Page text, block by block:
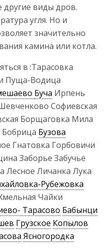
виды дров.
угля. Но и
значительно
камина или котла.
в :Тарасовка
Пуща-Водица
Буча Ирпень
Софиевская
Борщаговка Мила
Бузова
Гнатовка Горбовичи
Заборье Забучье
Лесное Личанка Лука
Рубежовка
Чайки
Тарасово Бабынци
Грузское Копылов
Ясногородка